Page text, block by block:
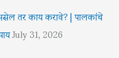
तर काय करावे? | पालकांचे
July 31, 2026